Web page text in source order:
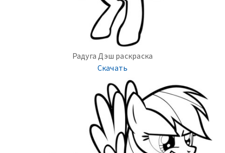
Радуга Дэш раскраска
Скачать